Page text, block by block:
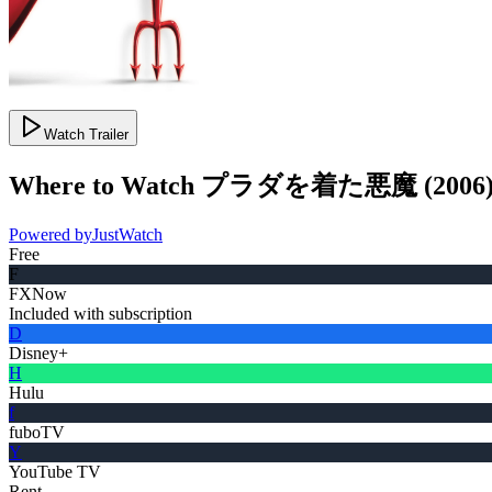
Watch Trailer
Where to Watch プラダを着た悪魔(2006
Powered byJustWatch
Free
F
FXNow
Included with subscription
D
Disney+
H
Hulu
f
fuboTV
Y
YouTube TV